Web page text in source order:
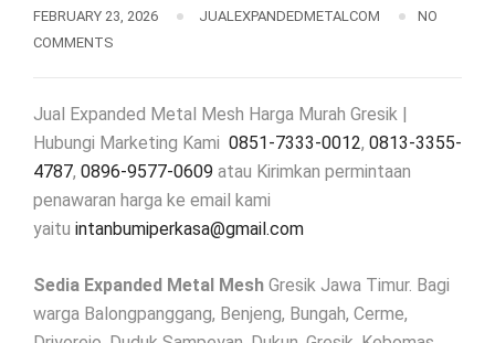
FEBRUARY 23, 2026 JUALEXPANDEDMETALCOM
NO
COMMENTS
Jual Expanded Metal Mesh Harga Murah Gresik |
Hubungi Marketing Kami 0851-7333-0012, 0813-3355-
4787, 0896-9577-0609 atau Kirimkan permintaan
penawaran harga ke email kami
yaitu intanbumiperkasa@gmail.com
Sedia Expanded Metal Mesh Gresik Jawa Timur. Bagi
warga Balongpanggang, Benjeng, Bungah, Cerme,